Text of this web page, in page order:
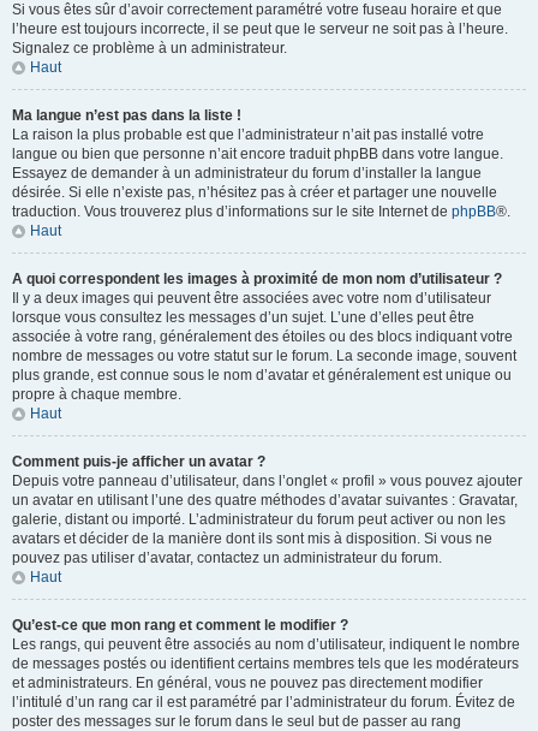
Si vous êtes sûr d’avoir correctement paramétré votre fuseau horaire et que
l’heure est toujours incorrecte, il se peut que le serveur ne soit pas à l’heure.
Signalez ce problème à un administrateur.
Haut
Ma langue n’est pas dans la liste !
La raison la plus probable est que l’administrateur n’ait pas installé votre
langue ou bien que personne n’ait encore traduit phpBB dans votre langue.
Essayez de demander à un administrateur du forum d’installer la langue
désirée. Si elle n’existe pas, n’hésitez pas à créer et partager une nouvelle
traduction. Vous trouverez plus d’informations sur le site Internet de phpBB®.
Haut
A quoi correspondent les images à proximité de mon nom d’utilisateur ?
Il y a deux images qui peuvent être associées avec votre nom d’utilisateur
lorsque vous consultez les messages d’un sujet. L’une d’elles peut être
associée à votre rang, généralement des étoiles ou des blocs indiquant votre
nombre de messages ou votre statut sur le forum. La seconde image, souvent
plus grande, est connue sous le nom d’avatar et généralement est unique ou
propre à chaque membre.
Haut
Comment puis-je afficher un avatar ?
Depuis votre panneau d’utilisateur, dans l’onglet « profil » vous pouvez ajouter
un avatar en utilisant l’une des quatre méthodes d’avatar suivantes : Gravatar,
galerie, distant ou importé. L’administrateur du forum peut activer ou non les
avatars et décider de la manière dont ils sont mis à disposition. Si vous ne
pouvez pas utiliser d’avatar, contactez un administrateur du forum.
Haut
Qu’est-ce que mon rang et comment le modifier ?
Les rangs, qui peuvent être associés au nom d’utilisateur, indiquent le nombre
de messages postés ou identifient certains membres tels que les modérateurs
et administrateurs. En général, vous ne pouvez pas directement modifier
l’intitulé d’un rang car il est paramétré par l’administrateur du forum. Évitez de
poster des messages sur le forum dans le seul but de passer au rang